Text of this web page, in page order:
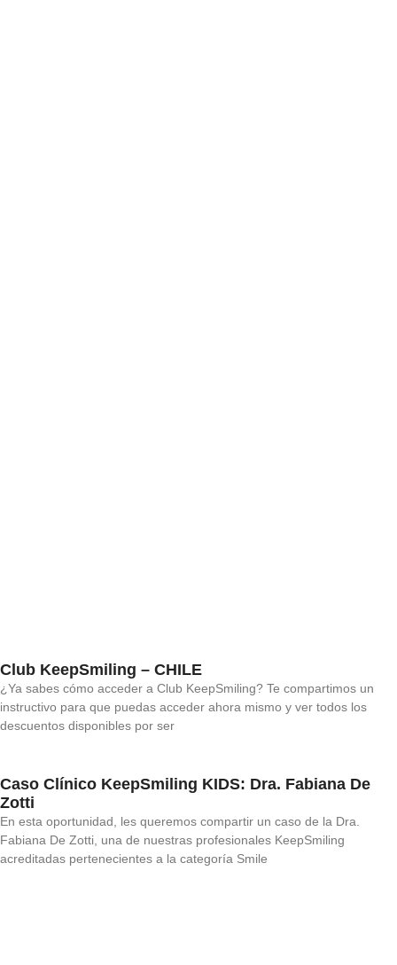
Club KeepSmiling – CHILE
¿Ya sabes cómo acceder a Club KeepSmiling? Te compartimos un
instructivo para que puedas acceder ahora mismo y ver todos los
descuentos disponibles por ser
Caso Clínico KeepSmiling KIDS: Dra. Fabiana De
Zotti
En esta oportunidad, les queremos compartir un caso de la Dra.
Fabiana De Zotti, una de nuestras profesionales KeepSmiling
acreditadas pertenecientes a la categoría Smile